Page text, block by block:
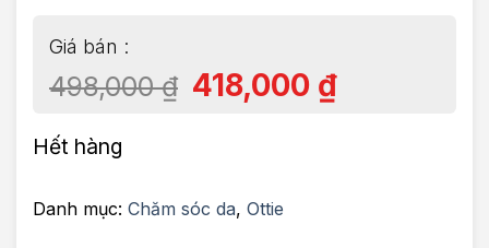
498,000₫ 418,000 ₫
Hết hàng
Danh mục: Chăm sóc da, Ottie